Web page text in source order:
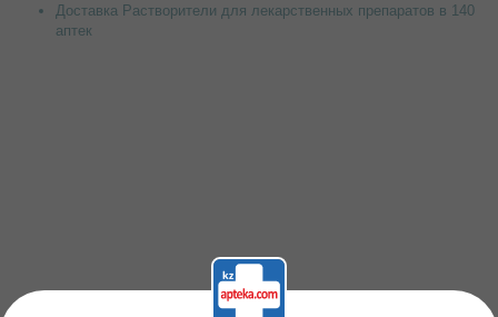
Доставка Растворители для лекарственных препаратов в 140
аптек